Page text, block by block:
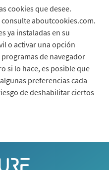
cookies que desee.
aboutcookies.com.
ya instaladas en su
o activar una opción
de navegador
si lo hace, es posible que
preferencias cada
de deshabilitar ciertos